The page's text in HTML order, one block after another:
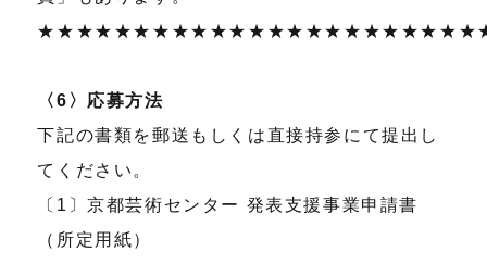
〈6〉応募方法
下記の書類を郵送もしくは直接持参にて提出し
てください。
〔1〕京都芸術センター 発表支援事業申請書
（所定用紙）